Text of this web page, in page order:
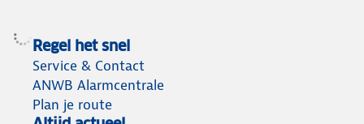
Regel het snel
Service & Contact
ANWB Alarmcentrale
Plan je route